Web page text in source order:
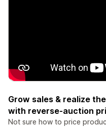
Grow sales & realize
with reverse-auction
Not sure how to price